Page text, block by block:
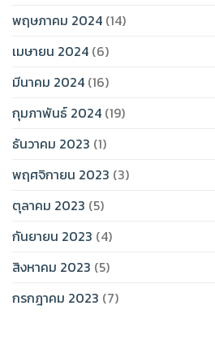
พฤษภาคม 2024 (14)
เมษายน 2024 (6)
มีนาคม 2024 (16)
กุมภาพันธ์ 2024 (19)
ธันวาคม 2023 (1)
พฤศจิกายน 2023 (3)
ตุลาคม 2023 (5)
กันยายน 2023 (4)
สิงหาคม 2023 (5)
กรกฎาคม 2023 (7)